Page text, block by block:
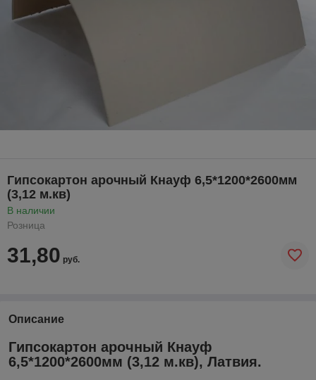
Гипсокартон арочный Кнауф 6,5*1200*2600мм
(3,12 м.кв)
В наличии
Розница
31,80 руб.
Описание
Гипсокартон арочный Кнауф
6,5*1200*2600мм (3,12 м.кв), Латвия.